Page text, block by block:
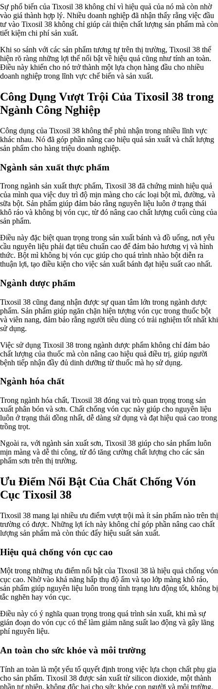
Ngành Thủy Sản
Ngành Môi Trường
Ngành Nhựa
Ngành Xây Dựng
Ngành Cao Su
Ngành Xi Mạ
Ngành Thủy Tinh
Ngành Dệt Nhuộm
Ngành Sơn
Ngành Gốm Sứ
Ngành Gỗ
Ngành Mỹ Phẩm
Ngành Hóa Dầu
Ngành Giấy
Liên hệ
Tuyển dụng
Sự phổ biến của Tixosil 38 không chỉ vì hiệu quả của nó mà còn nhờ
vào giá thành hợp lý. Nhiều doanh nghiệp đã nhận thấy rằng việc đầu
tư vào Tixosil 38 không chỉ giúp cải thiện chất lượng sản phẩm mà còn
tiết kiệm chi phí sản xuất.
Khi so sánh với các sản phẩm tương tự trên thị trường, Tixosil 38 thể
hiện rõ ràng những lợi thế nổi bật về hiệu quả cũng như tính an toàn.
Điều này khiến cho nó trở thành một lựa chọn hàng đầu cho nhiều
doanh nghiệp trong lĩnh vực chế biến và sản xuất.
Công Dụng Vượt Trội Của Tixosil 38 trong
Ngành Công Nghiệp
Công dụng của Tixosil 38 không thể phủ nhận trong nhiều lĩnh vực
khác nhau. Nó đã góp phần nâng cao hiệu quả sản xuất và chất lượng
sản phẩm cho hàng triệu doanh nghiệp.
Ngành sản xuất thực phẩm
Trong ngành sản xuất thực phẩm, Tixosil 38 đã chứng minh hiệu quả
của mình qua việc duy trì độ mịn màng cho các loại bột mì, đường, và
sữa bột. Sản phẩm giúp đảm bảo rằng nguyên liệu luôn ở trạng thái
khô ráo và không bị vón cục, từ đó nâng cao chất lượng cuối cùng của
sản phẩm.
Điều này đặc biệt quan trọng trong sản xuất bánh và đồ uống, nơi yêu
cầu nguyên liệu phải đạt tiêu chuẩn cao để đảm bảo hương vị và hình
thức. Bột mì không bị vón cục giúp cho quá trình nhào bột diễn ra
thuận lợi, tạo điều kiện cho việc sản xuất bánh đạt hiệu suất cao nhất.
Ngành dược phẩm
Tixosil 38 cũng đang nhận được sự quan tâm lớn trong ngành dược
phẩm. Sản phẩm giúp ngăn chặn hiện tượng vón cục trong thuốc bột
và viên nang, đảm bảo rằng người tiêu dùng có trải nghiệm tốt nhất khi
sử dụng.
Việc sử dụng Tixosil 38 trong ngành dược phẩm không chỉ đảm bảo
chất lượng của thuốc mà còn nâng cao hiệu quả điều trị, giúp người
bệnh tiếp nhận đầy đủ dinh dưỡng từ thuốc mà họ sử dụng.
Ngành hóa chất
Trong ngành hóa chất, Tixosil 38 đóng vai trò quan trọng trong sản
xuất phân bón và sơn. Chất chống vón cục này giúp cho nguyên liệu
luôn ở trạng thái đồng nhất, dễ dàng sử dụng và đạt hiệu quả cao trong
trồng trọt.
Ngoài ra, với ngành sản xuất sơn, Tixosil 38 giúp cho sản phẩm luôn
mịn màng và dễ thi công, từ đó tăng cường chất lượng cho các sản
phẩm sơn trên thị trường.
Ưu Điểm Nổi Bật Của Chất Chống Vón
Cục Tixosil 38
Tixosil 38 mang lại nhiều ưu điểm vượt trội mà ít sản phẩm nào trên thị
trường có được. Những lợi ích này không chỉ góp phần nâng cao chất
lượng sản phẩm mà còn thúc đẩy hiệu suất sản xuất.
Hiệu quả chống vón cục cao
Một trong những ưu điểm nổi bật của Tixosil 38 là hiệu quả chống vón
cục cao. Nhờ vào khả năng hấp thụ độ ẩm và tạo lớp màng khô ráo,
sản phẩm giúp nguyên liệu luôn trong tình trạng lưu động tốt, không bị
tắc nghẽn hay vón cục.
Điều này có ý nghĩa quan trọng trong quá trình sản xuất, khi mà sự
gián đoạn do vón cục có thể làm giảm năng suất lao động và gây lãng
phí nguyên liệu.
An toàn cho sức khỏe và môi trường
Tính an toàn là một yếu tố quyết định trong việc lựa chọn chất phụ gia
cho sản phẩm. Tixosil 38 được sản xuất từ silicon dioxide, một thành
phần tự nhiên, không độc hại cho sức khỏe con người và môi trường.